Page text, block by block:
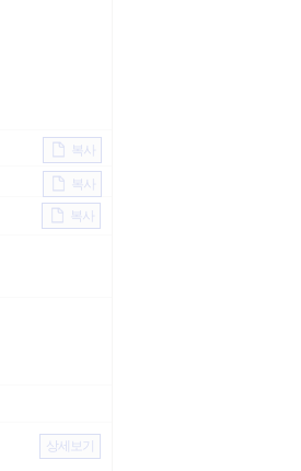
복사
복사
복사
상세보기